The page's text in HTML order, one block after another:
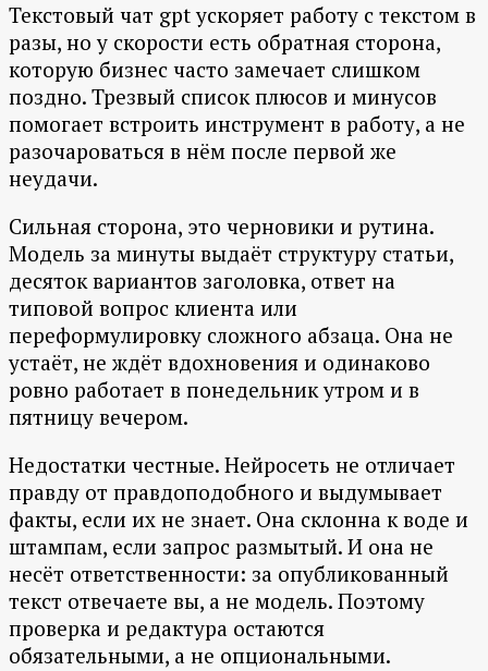
Текстовый чат gpt ускоряет работу с текстом в
разы, но у скорости есть обратная сторона,
которую бизнес часто замечает слишком
поздно. Трезвый список плюсов и минусов
помогает встроить инструмент в работу, а не
разочароваться в нём после первой же
неудачи.
Сильная сторона, это черновики и рутина.
Модель за минуты выдаёт структуру статьи,
десяток вариантов заголовка, ответ на
типовой вопрос клиента или
переформулировку сложного абзаца. Она не
устаёт, не ждёт вдохновения и одинаково
ровно работает в понедельник утром и в
пятницу вечером.
Недостатки честные. Нейросеть не отличает
правду от правдоподобного и выдумывает
факты, если их не знает. Она склонна к воде и
штампам, если запрос размытый. И она не
несёт ответственности: за опубликованный
текст отвечаете вы, а не модель. Поэтому
проверка и редактура остаются
обязательными, а не опциональными.